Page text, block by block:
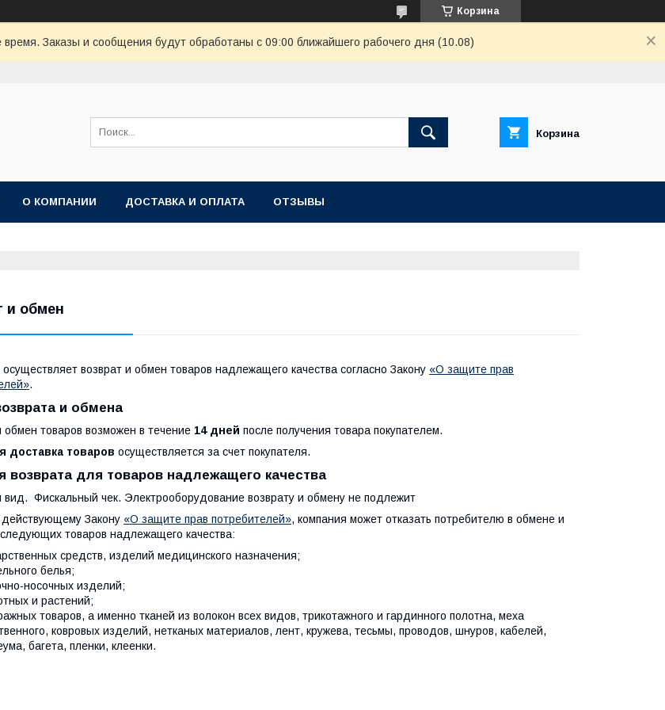
Корзина
время. Заказы и сообщения будут обработаны с 09:00 ближайшего рабочего дня (10.08)
Корзина
О КОМПАНИИ ДОСТАВКА И ОПЛАТА ОТЗЫВЫ
и обмен
возврат и обмен товаров надлежащего качества согласно Закону «О защите прав
.
и обмена
обмен товаров возможен в течение 14 дней после получения товара покупателем.
доставка товаров осуществляется за счет покупателя.
возврата для товаров надлежащего качества
вид.  Фискальный чек. Электрооборудование возврату и обмену не подлежит
действующему Закону «О защите прав потребителей», компания может отказать потребителю в обмене и
товаров надлежащего качества:
средств, изделий медицинского назначения;
белья;
носочных изделий;
и растений;
товаров, а именно тканей из волокон всех видов, трикотажного и гардинного полотна, меха
ковровых изделий, нетканых материалов, лент, кружева, тесьмы, проводов, шнуров, кабелей,
багета, пленки, клеенки.